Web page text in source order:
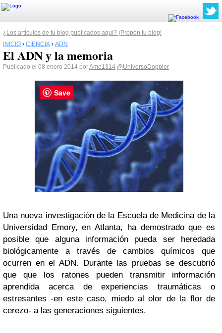
¿Los artículos de tu blog publicados aquí? ¡Propón tu blog!
INICIO › CIENCIA › ADN
El ADN y la memoria
Publicado el 08 enero 2014 porAme1314 @UniversoDoppler
Una nueva investigación de la Escuela de Medicina de la
Universidad Emory, en Atlanta, ha demostrado que es
posible que alguna información pueda ser heredada
biológicamente a través de cambios químicos que
ocurren en el ADN. Durante las pruebas se descubrió
que que los ratones pueden transmitir información
aprendida acerca de experiencias traumáticas o
estresantes -en este caso, miedo al olor de la flor de
cerezo- a las generaciones siguientes.
Save